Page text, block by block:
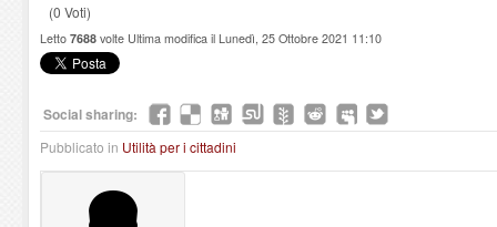
(0 Voti)
Letto 7688 volte Ultima modifica il Lunedì, 25 Ottobre 2021 11:10
Social sharing:
Pubblicato in Utilità per i cittadini